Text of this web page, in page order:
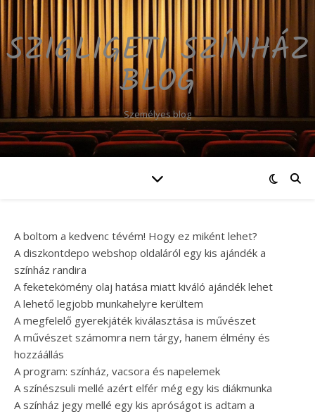
SZIGLIGETI SZÍNHÁZ
BLOG
Személyes blog
A boltom a kedvenc tévém! Hogy ez miként lehet?
A diszkontdepo webshop oldaláról egy kis ajándék a
színház randira
A feketekömény olaj hatása miatt kiváló ajándék lehet
A lehető legjobb munkahelyre kerültem
A megfelelő gyerekjáték kiválasztása is művészet
A művészet számomra nem tárgy, hanem élmény és
hozzáállás
A program: színház, vacsora és napelemek
A színészsuli mellé azért elfér még egy kis diákmunka
A színház jegy mellé egy kis apróságot is adtam a